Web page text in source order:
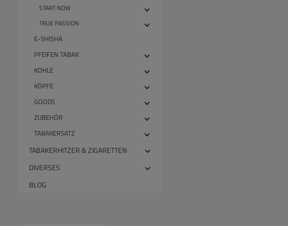
START NOW
TRUE PASSION
E-SHISHA
PFEIFEN TABAK
KOHLE
KÖPFE
GOODS
ZUBEHÖR
TABAKERSATZ
TABAKERHITZER & ZIGARETTEN
DIVERSES
BLOG